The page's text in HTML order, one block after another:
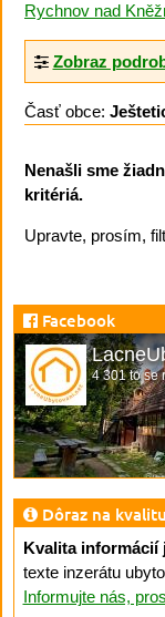
Rychnov nad
Zobraz
Časť obce:
Nenašli sme
kritériá.
Upravte, prosím,
Facebook
4 301 to se
Dôraz na kvalitu
Kvalita informácií
texte inzerátu
Informujte nás,